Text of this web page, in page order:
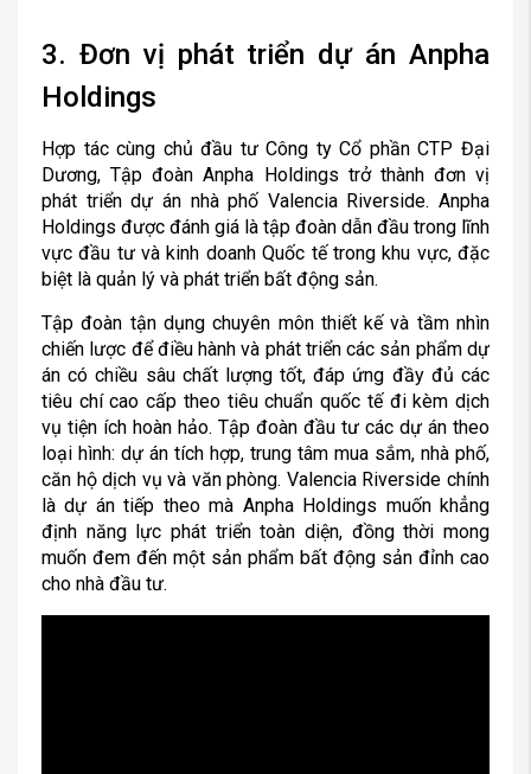
3. Đơn vị phát triển dự án Anpha
Holdings
Hợp tác cùng chủ đầu tư Công ty Cổ phần CTP Đại
Dương, Tập đoàn Anpha Holdings trở thành đơn vị
phát triển dự án nhà phố Valencia Riverside. Anpha
Holdings được đánh giá là tập đoàn dẫn đầu trong lĩnh
vực đầu tư và kinh doanh Quốc tế trong khu vực, đặc
biệt là quản lý và phát triển bất động sản.
Tập đoàn tận dụng chuyên môn thiết kế và tầm nhìn
chiến lược để điều hành và phát triển các sản phẩm dự
án có chiều sâu chất lượng tốt, đáp ứng đầy đủ các
tiêu chí cao cấp theo tiêu chuẩn quốc tế đi kèm dịch
vụ tiện ích hoàn hảo. Tập đoàn đầu tư các dự án theo
loại hình: dự án tích hợp, trung tâm mua sắm, nhà phố,
căn hộ dịch vụ và văn phòng. Valencia Riverside chính
là dự án tiếp theo mà Anpha Holdings muốn khẳng
định năng lực phát triển toàn diện, đồng thời mong
muốn đem đến một sản phẩm bất động sản đỉnh cao
cho nhà đầu tư.